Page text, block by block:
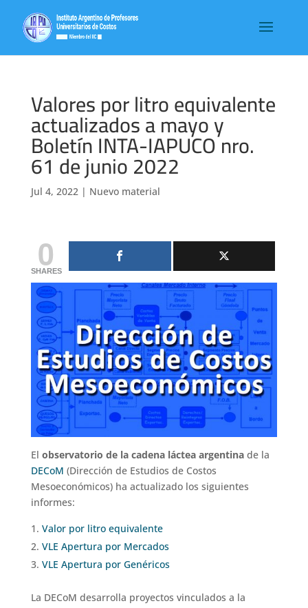
Valores por litro equivalente
actualizados a mayo y
Boletín INTA-IAPUCO nro.
61 de junio 2022
Jul 4, 2022| Nuevo material
0
SHARES
El observatorio de la cadena láctea argentina de la
DECoM (Dirección de Estudios de Costos
Mesoeconómicos) ha actualizado los siguientes
informes:
Valor por litro equivalente
VLE Apertura por Mercados
VLE Apertura por Genéricos
La DECoM desarrolla proyectos vinculados a la